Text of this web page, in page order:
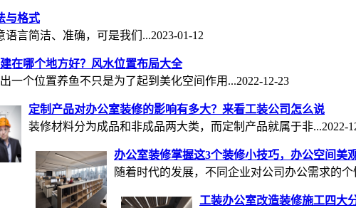
与格式
言简洁、准确，可是我们...2023-01-12
在哪个地方好？风水位置布局大全
一个位置养鱼不只是为了起到美化空间作用...2022-12-23
定制产品对办公室装修的影响有多大？来看工装公司怎么说
装修材料分为成品和非成品两大类，而定制产品就属于非...2022-
办公室装修掌握这3个装修小技巧，办公空间美
随着时代的发展，不同企业对公司办公需求的个
工装办公室改造装修施工四大